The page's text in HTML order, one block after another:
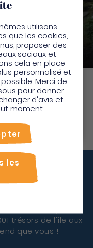
?
trésors de l'île aux
que vous !
et trouver des
le mode “sur
place
utilisons
que les cookies,
proposer des
sociaux et
cela en place
personnalisé et
Merci de
pour donner
d'avis et
moment.
les